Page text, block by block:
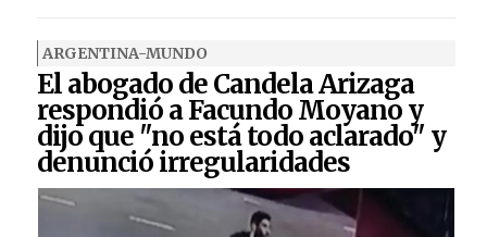
ARGENTINA-MUNDO
El abogado de Candela Arizaga
respondió a Facundo Moyano y
dijo que "no está todo aclarado" y
denunció irregularidades